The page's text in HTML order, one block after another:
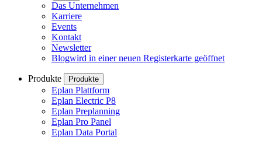
Das Unternehmen
Karriere
Events
Kontakt
Newsletter
Blogwird in einer neuen Registerkarte geöffnet
Produkte Produkte
Eplan Plattform
Eplan Electric P8
Eplan Preplanning
Eplan Pro Panel
Eplan Data Portal